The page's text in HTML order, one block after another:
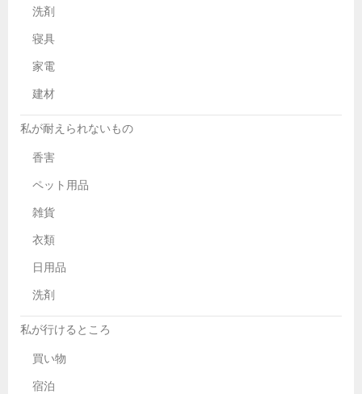
洗剤
寝具
家電
建材
私が耐えられないもの
香害
ペット用品
雑貨
衣類
日用品
洗剤
私が行けるところ
買い物
宿泊